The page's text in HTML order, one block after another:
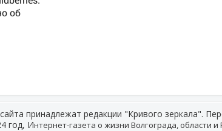
об
принадлежат редакции "Кривого зеркала".
год, Интернет-газета о жизни Волгограда, области и